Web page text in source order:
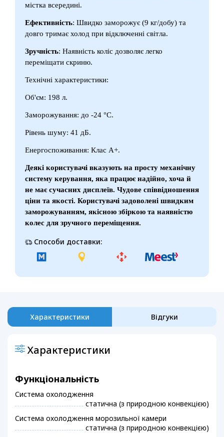
містка всередині.
Ефективність: Швидко заморожує (9 кг/добу) та
довго тримає холод при відключенні світла.
Зручність: Наявність коліс дозволяє легко
переміщати скриню.
Технічні характеристики:
Об'єм: 198 л.
Заморожування: до -24 °C.
Рівень шуму: 41 дБ.
Енергоспоживання: Клас А+.
Деякі користувачі вказують на просту механічну
систему керування, яка працює надійно, хоча й
не має сучасних дисплеїв. Чудове співвідношення
ціни та якості. Користувачі задоволені швидким
заморожуванням, якісною збіркою та наявністю
колес для зручного переміщення.
Способи доставки:
Характеристики Відгуки
Характеристики
Функціональність
Система охолодження
статична (з природною конвекцією)
Система охолодження морозильної камери
статична (з природною конвекцією)